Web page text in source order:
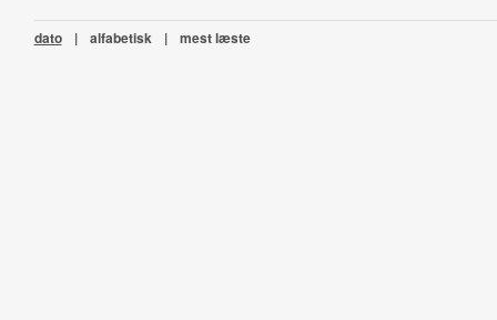
dato | alfabetisk | mest læste